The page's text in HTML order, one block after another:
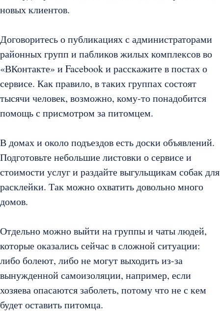
новых клиентов.
Договоритесь о публикациях с администраторами
районных групп и пабликов жилых комплексов во
«ВКонтакте» и Facebook и расскажите в постах о
сервисе. Как правило, в таких группах состоят
тысячи человек, возможно, кому-то понадобится
помощь с присмотром за питомцем.
В домах и около подъездов есть доски объявлений.
Подготовьте небольшие листовки о сервисе и
стоимости услуг и раздайте выгульщикам собак для
расклейки. Так можно охватить довольно много
домов.
Отдельно можно выйти на группы и чаты людей,
которые оказались сейчас в сложной ситуации:
либо болеют, либо не могут выходить из-за
вынужденной самоизоляции, например, если
хозяева опасаются заболеть, потому что не с кем
будет оставить питомца.